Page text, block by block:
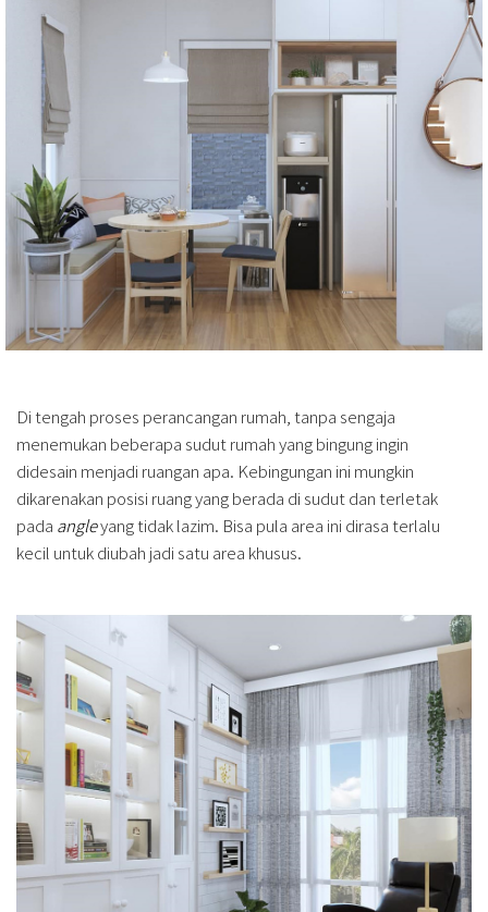
Di tengah proses perancangan rumah, tanpa sengaja
menemukan beberapa sudut rumah yang bingung ingin
didesain menjadi ruangan apa. Kebingungan ini mungkin
dikarenakan posisi ruang yang berada di sudut dan terletak
pada angleyang tidak lazim. Bisa pula area ini dirasa terlalu
kecil untuk diubah jadi satu area khusus.